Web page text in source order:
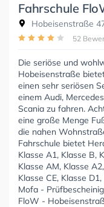
Fahrschule
Hobeisenstraße
52
Die seriöse und
Hobeisenstraße
einen sehr seriösen
einem Audi,
Scania zu fahren.
eine große Menge
die nahen
Fahrschule bietet
Klasse A1, Klasse B,
Klasse AM, Klasse
Klasse CE, Klasse
Mofa -
FloW -